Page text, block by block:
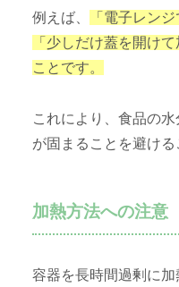
例えば、
「電子レン
「少しだけ蓋を開け
ことです。
これにより、食品の
が固まることを避ける
加熱方法への注意
容器を長時間過剰に